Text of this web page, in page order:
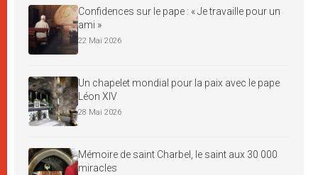
Confidences sur le pape : « Je travaille pour un
ami »
22 Mai 2026
Un chapelet mondial pour la paix avec le pape
Léon XIV
28 Mai 2026
Mémoire de saint Charbel, le saint aux 30 000
miracles